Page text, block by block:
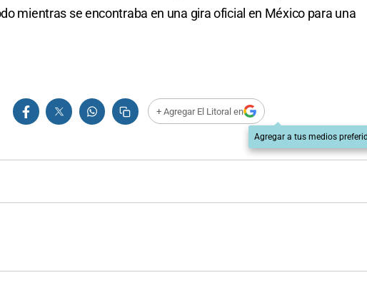
mientras se encontraba en una gira oficial en México para una
+ Agregar El Litoral en
Agregar a tus medios